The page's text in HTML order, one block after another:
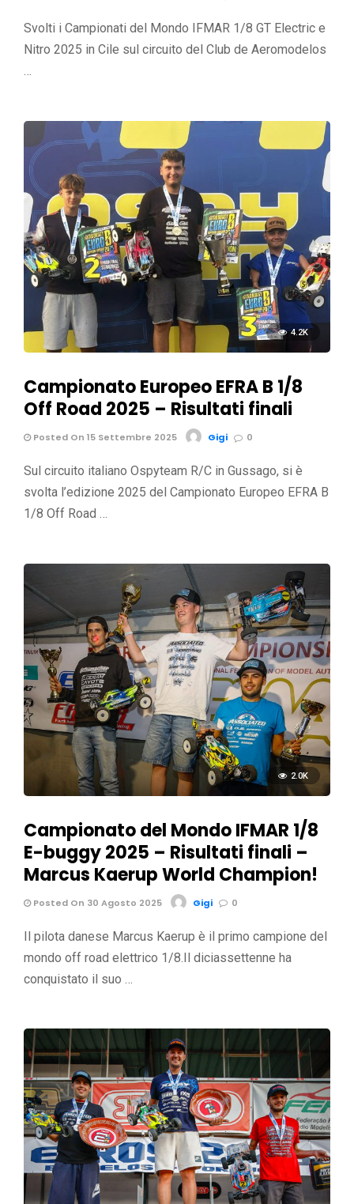
Svolti i Campionati del Mondo IFMAR 1/8 GT Electric e
Nitro 2025 in Cile sul circuito del Club de Aeromodelos
…
4.2K
Campionato Europeo EFRA B 1/8
Off Road 2025 – Risultati finali
Posted On 15 Settembre 2025 Gigi 0
Sul circuito italiano Ospyteam R/C in Gussago, si è
svolta l’edizione 2025 del Campionato Europeo EFRA B
1/8 Off Road …
2.0K
Campionato del Mondo IFMAR 1/8
E-buggy 2025 – Risultati finali –
Marcus Kaerup World Champion!
Posted On 30 Agosto 2025 Gigi 0
Il pilota danese Marcus Kaerup è il primo campione del
mondo off road elettrico 1/8.Il diciassettenne ha
conquistato il suo …